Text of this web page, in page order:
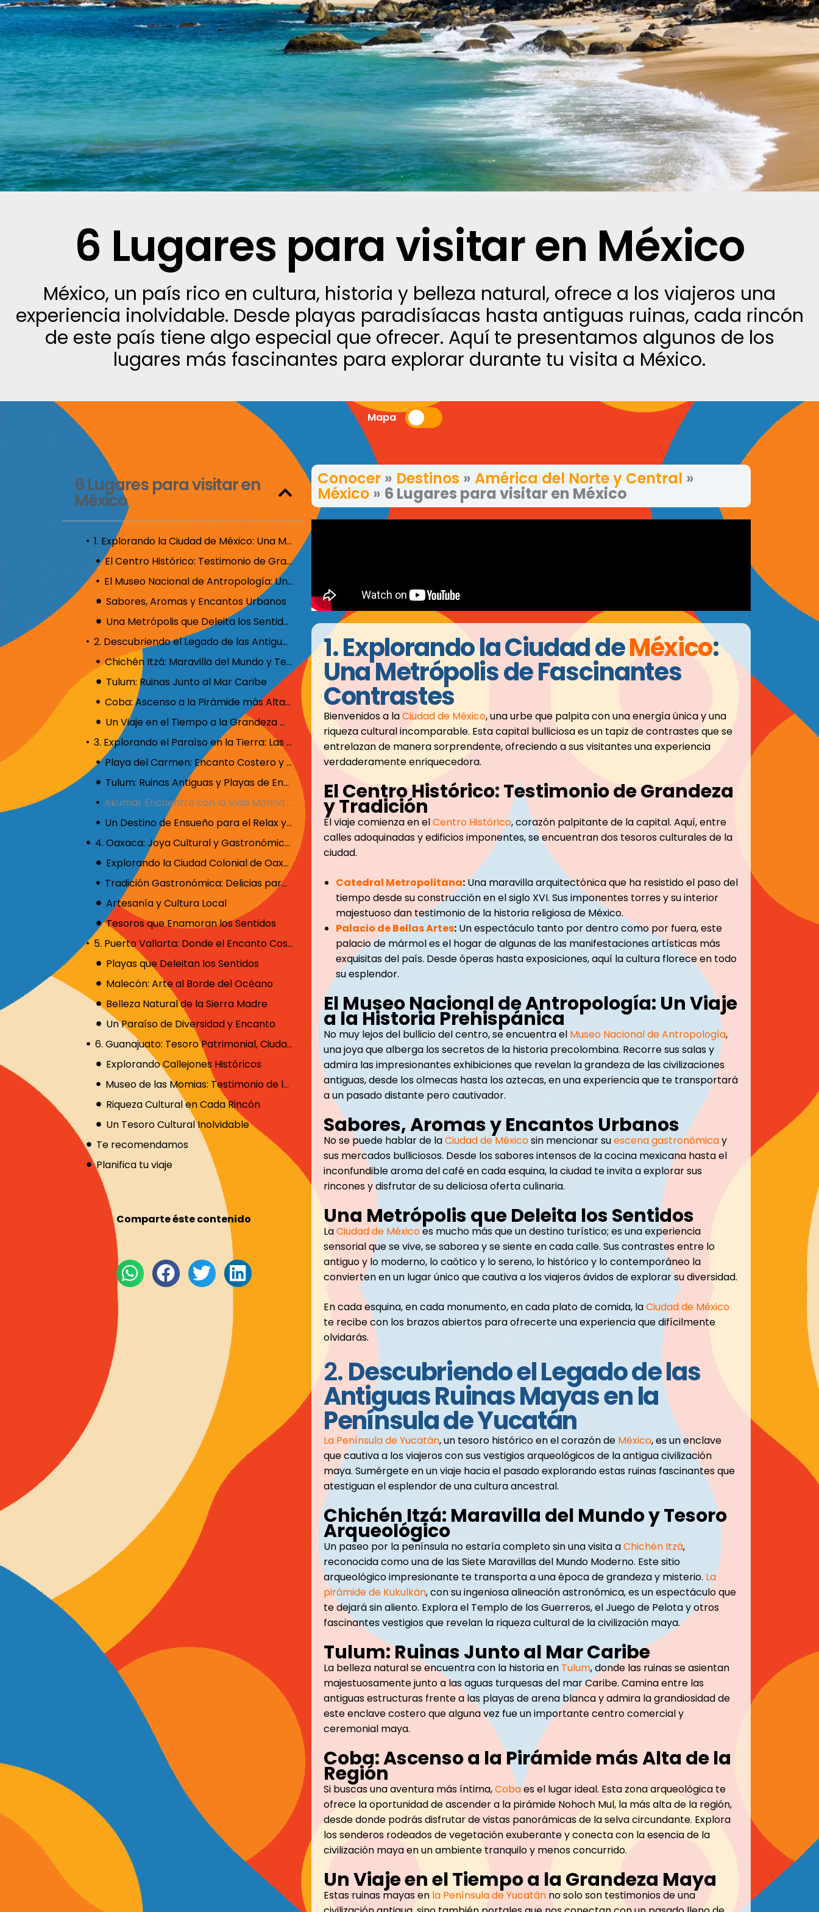
6 Lugares para visitar en México
México, un país rico en cultura, historia y belleza natural, ofrece a los viajeros una
experiencia inolvidable. Desde playas paradisíacas hasta antiguas ruinas, cada rincón
de este país tiene algo especial que ofrecer. Aquí te presentamos algunos de los
lugares más fascinantes para explorar durante tu visita a México.
Mapa
6 Lugares para visitar en
México
1. Explorando la Ciudad de México: Una Metrópolis de Fascinantes Contrastes
El Centro Histórico: Testimonio de Grandeza y Tradición
El Museo Nacional de Antropología: Un Viaje a la Historia Prehispánica
Sabores, Aromas y Encantos Urbanos
Una Metrópolis que Deleita los Sentidos
2. Descubriendo el Legado de las Antiguas Ruinas Mayas en la Península de Yucatán
Chichén Itzá: Maravilla del Mundo y Tesoro Arqueológico
Tulum: Ruinas Junto al Mar Caribe
Coba: Ascenso a la Pirámide más Alta de la Región
Un Viaje en el Tiempo a la Grandeza Maya
3. Explorando el Paraíso en la Tierra: Las Maravillosas Playas de la Riviera Maya
Playa del Carmen: Encanto Costero y su Vida Nocturna
Tulum: Ruinas Antiguas y Playas de Ensueño
Akumal: Encuentro con la Vida Marina y los Cenotes Subterráneos
Un Destino de Ensueño para el Relax y la Aventura
4. Oaxaca: Joya Cultural y Gastronómica de México
Explorando la Ciudad Colonial de Oaxaca
Tradición Gastronómica: Delicias para el Paladar
Artesanía y Cultura Local
Tesoros que Enamoran los Sentidos
5. Puerto Vallarta: Donde el Encanto Costero y la Naturaleza se Funden en Armonía
Playas que Deleitan los Sentidos
Malecón: Arte al Borde del Océano
Belleza Natural de la Sierra Madre
Un Paraíso de Diversidad y Encanto
6. Guanajuato: Tesoro Patrimonial, Ciudad Llena de Encanto
Explorando Callejones Históricos
Museo de las Momias: Testimonio de la Historia
Riqueza Cultural en Cada Rincón
Un Tesoro Cultural Inolvidable
Te recomendamos
Planifica tu viaje
Comparte éste contenido
Conocer » Destinos » América del Norte y Central »
México » 6 Lugares para visitar en México
1.Explorando la Ciudad deMéxico:
Una Metrópolis de Fascinantes
Contrastes
Bienvenidos a laCiudad de México, una urbe que palpita con una energía única y una
riqueza cultural incomparable. Esta capital bulliciosa es un tapiz de contrastes que se
entrelazan de manera sorprendente, ofreciendo a sus visitantes una experiencia
verdaderamente enriquecedora.
El Centro Histórico: Testimonio de Grandeza
y Tradición
El viaje comienza en elCentro Histórico, corazón palpitante de la capital. Aquí, entre
calles adoquinadas y edificios imponentes, se encuentran dos tesoros culturales de la
ciudad.
Catedral Metropolitana:Una maravilla arquitectónica que ha resistido el paso del
tiempo desde su construcción en el siglo XVI. Sus imponentes torres y su interior
majestuoso dan testimonio de la historia religiosa de México.
Palacio de Bellas Artes: Un espectáculo tanto por dentro como por fuera, este
palacio de mármol es el hogar de algunas de las manifestaciones artísticas más
exquisitas del país. Desde óperas hasta exposiciones, aquí la cultura florece en todo
su esplendor.
El Museo Nacional de Antropología: Un Viaje
a la Historia Prehispánica
No muy lejos del bullicio del centro, se encuentra el Museo Nacional de Antropología,
una joya que alberga los secretos de la historia precolombina. Recorre sus salas y
admira las impresionantes exhibiciones que revelan la grandeza de las civilizaciones
antiguas, desde los olmecas hasta los aztecas, en una experiencia que te transportará
a un pasado distante pero cautivador.
Sabores, Aromas y Encantos Urbanos
No se puede hablar de laCiudad de Méxicosin mencionar suescena gastronómicay
sus mercados bulliciosos. Desde los sabores intensos de la cocina mexicana hasta el
inconfundible aroma del café en cada esquina, la ciudad te invita a explorar sus
rincones y disfrutar de su deliciosa oferta culinaria.
Una Metrópolis que Deleita los Sentidos
LaCiudad de Méxicoes mucho más que un destino turístico; es una experiencia
sensorial que se vive, se saborea y se siente en cada calle. Sus contrastes entre lo
antiguo y lo moderno, lo caótico y lo sereno, lo histórico y lo contemporáneo la
convierten en un lugar único que cautiva a los viajeros ávidos de explorar su diversidad.
En cada esquina, en cada monumento, en cada plato de comida, laCiudad de México
te recibe con los brazos abiertos para ofrecerte una experiencia que difícilmente
olvidarás.
2.Descubriendo el Legado de las
Antiguas Ruinas Mayas en la
Península de Yucatán
La Península de Yucatán, un tesoro histórico en el corazón de México, es un enclave
que cautiva a los viajeros con sus vestigios arqueológicos de la antigua civilización
maya. Sumérgete en un viaje hacia el pasado explorando estas ruinas fascinantes que
atestiguan el esplendor de una cultura ancestral.
Chichén Itzá: Maravilla del Mundo y Tesoro
Arqueológico
Un paseo por la península no estaría completo sin una visita aChichén Itzá,
reconocida como una de las Siete Maravillas del Mundo Moderno. Este sitio
arqueológico impresionante te transporta a una época de grandeza y misterio. La
pirámide de Kukulkán, con su ingeniosa alineación astronómica, es un espectáculo que
te dejará sin aliento. Explora el Templo de los Guerreros, el Juego de Pelota y otros
fascinantes vestigios que revelan la riqueza cultural de la civilización maya.
Tulum: Ruinas Junto al Mar Caribe
La belleza natural se encuentra con la historia en Tulum, donde las ruinas se asientan
majestuosamente junto a las aguas turquesas del mar Caribe. Camina entre las
antiguas estructuras frente a las playas de arena blanca y admira la grandiosidad de
este enclave costero que alguna vez fue un importante centro comercial y
ceremonial maya.
Coba: Ascenso a la Pirámide más Alta de la
Región
Si buscas una aventura más íntima,Cobaes el lugar ideal. Esta zona arqueológica te
ofrece la oportunidad de ascender a la pirámide Nohoch Mul, la más alta de la región,
desde donde podrás disfrutar de vistas panorámicas de la selva circundante. Explora
los senderos rodeados de vegetación exuberante y conecta con la esencia de la
civilización maya en un ambiente tranquilo y menos concurrido.
Un Viaje en el Tiempo a la Grandeza Maya
Estas ruinas mayas en la Península de Yucatán no solo son testimonios de una